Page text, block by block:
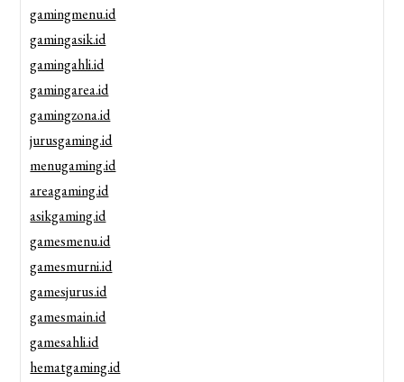
gamingmenu.id
gamingasik.id
gamingahli.id
gamingarea.id
gamingzona.id
jurusgaming.id
menugaming.id
areagaming.id
asikgaming.id
gamesmenu.id
gamesmurni.id
gamesjurus.id
gamesmain.id
gamesahli.id
hematgaming.id